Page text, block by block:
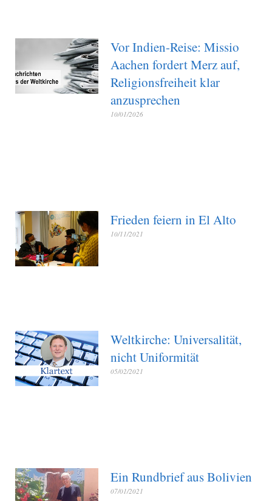
Vor Indien-Reise: Missio
Aachen fordert Merz auf,
Religionsfreiheit klar
anzusprechen
10/01/2026
Frieden feiern in El Alto
10/11/2021
Weltkirche: Universalität,
nicht Uniformität
05/02/2021
Ein Rundbrief aus Bolivien
07/01/2021